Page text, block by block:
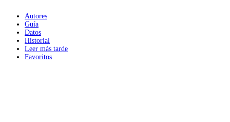
Autores
Guía
Datos
Historial
Leer más tarde
Favoritos